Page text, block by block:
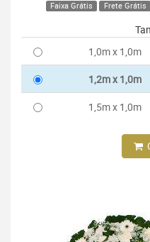
Faixa Grátis Frete Grátis
1,0m x 1,0m
1,2m x 1,0m
1,5m x 1,0m